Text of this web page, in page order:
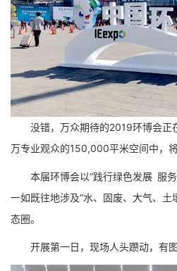
没错，万众期待的2019环博会正
万专业观众的150,000平米空间中，
本届环博会以“践行绿色发展 服务
一如既往地涉及“水、固废、大气、土
态圈。
开展第一日，现场人头躜动，有图